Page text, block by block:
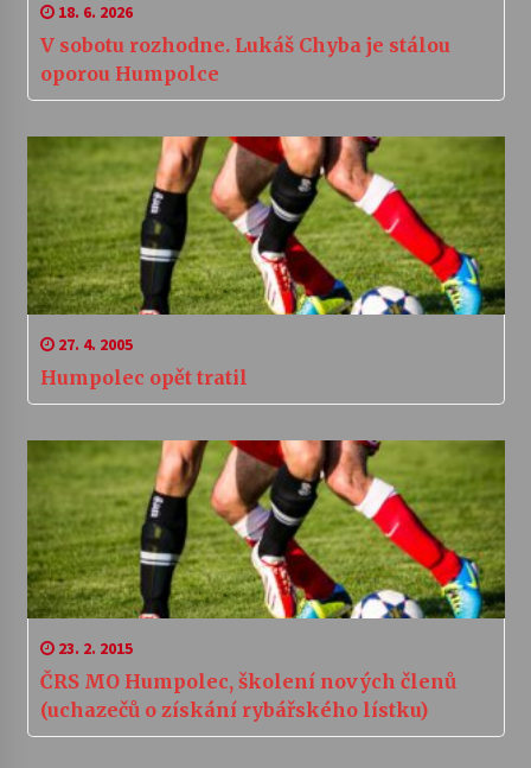
18. 6. 2026
V sobotu rozhodne. Lukáš Chyba je stálou
oporou Humpolce
27. 4. 2005
Humpolec opět tratil
23. 2. 2015
ČRS MO Humpolec, školení nových členů
(uchazečů o získání rybářského lístku)